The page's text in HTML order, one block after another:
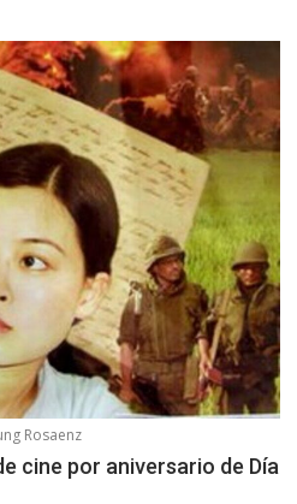
Rosaenz
cine por aniversario de Día